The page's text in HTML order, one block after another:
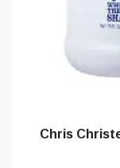
Chris